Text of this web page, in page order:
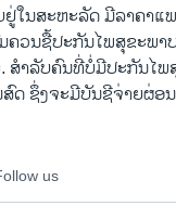
ໃນ​ສະ​ຫະ​ລັດ ມີ​ລ​າ​ຄາ​ແ
ວນ​ຊື້ປະ​ກັນ​ໄພ​ສຸ​ຂະ​ພາ
ສໍ​າ​ລັບຄົນ​ທີ່ບໍ່​ມີ​ປະ​ກັນ​ໄພ​
ສົດ ຊຶ່ງ​ຈະມີ​ບັນ​ຊີ​ຈ່າຍ​ຜ່ອ
us